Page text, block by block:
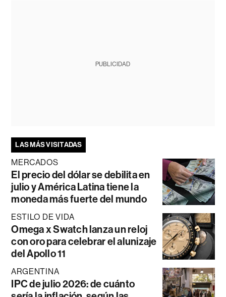
PUBLICIDAD
LAS MÁS VISITADAS
MERCADOS
El precio del dólar se debilita en
julio y América Latina tiene la
moneda más fuerte del mundo
ESTILO DE VIDA
Omega x Swatch lanza un reloj
con oro para celebrar el alunizaje
del Apollo 11
ARGENTINA
IPC de julio 2026: de cuánto